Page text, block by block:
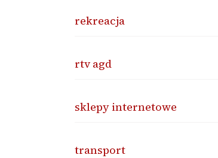
rekreacja
rtv agd
sklepy internetowe
transport